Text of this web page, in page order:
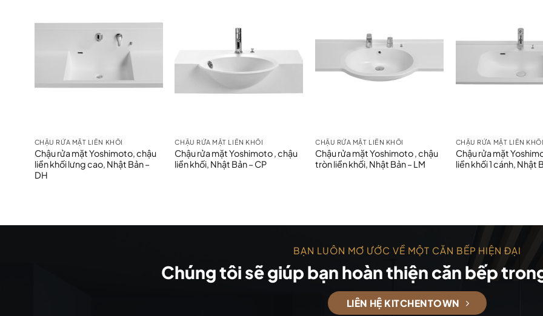
CHẬU RỬA MẶT LIỀN KHỐI
Chậu rửa mặt Yoshimoto, chậu
liền khối lưng cao, Nhật Bản –
DH
CHẬU RỬA MẶT LIỀN KHỐI
Chậu rửa mặt Yoshimoto , chậu
liền khối, Nhật Bản – CP
CHẬU RỬA MẶT LIỀN KHỐI
Chậu rửa mặt Yoshimoto , chậu
tròn liền khối, Nhật Bản – LM
CHẬU RỬA MẶT LIỀN KHỐI
Chậu rửa mặt
liền khối 1 cánh, Nhật
BẠN LUÔN MƠ ƯỚC VỀ MỘT CĂN BẾP HIỆN ĐẠI
Chúng tôi sẽ giúp bạn hoàn thiện căn bếp
LIÊN HỆ KITCHENTOWN